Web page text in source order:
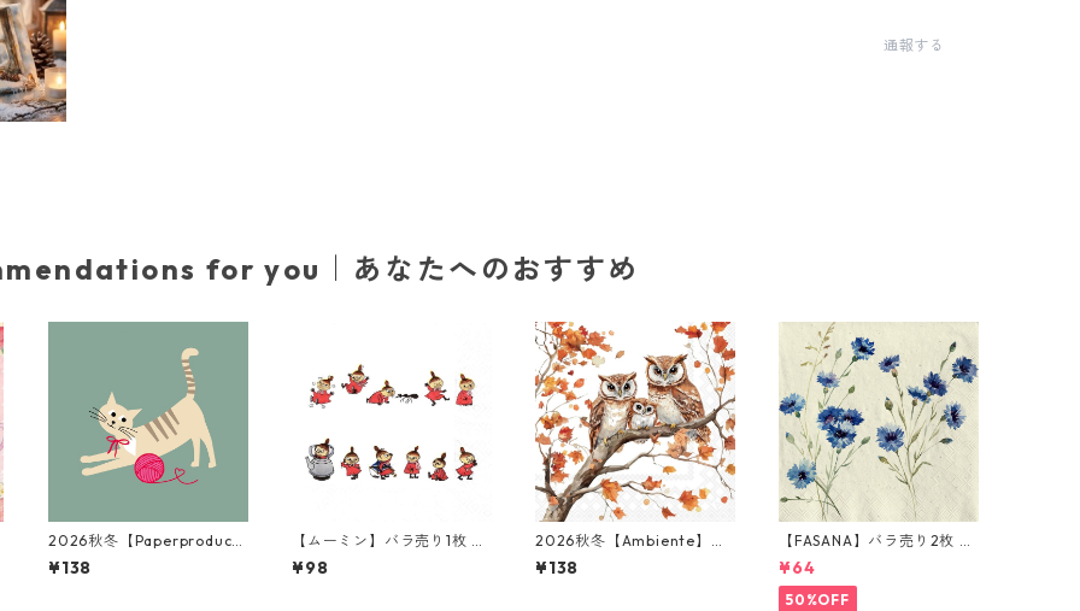
通報する
for you｜あなたへのおすすめ
2026秋冬【Paperproducts
Design】バラ売り2枚 ラン
チサイズ ペーパーナプキン
¥138
【ムーミン】バラ売り1枚 ラ
ンチサイズ ペーパーナプキ
ン LITTLE MY ONLINE ホワ
¥98
2026秋冬【Ambiente】バ
ラ売り2枚 ランチサイズ ペ
ーパーナプキン Family of
¥138
【FASANA】バラ売り2枚 ラ
ンチサイズ ペーパーナプキ
ン Cornflower ナチュラル
¥64
50%OFF